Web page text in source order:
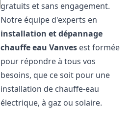
gratuits et sans engagement.
Notre équipe d'experts en
installation et dépannage
chauffe eau Vanves est formée
pour répondre à tous vos
besoins, que ce soit pour une
installation de chauffe-eau
électrique, à gaz ou solaire.